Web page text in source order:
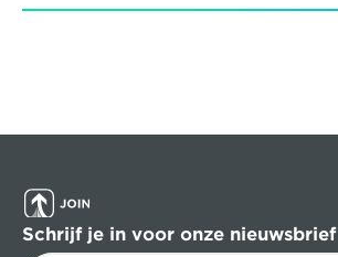
Schrijf je in voor onze nieuwsbrief